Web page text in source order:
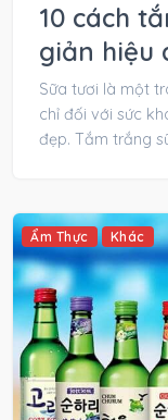
10 cách
giản hiệu
Sữa tươi là một
chỉ đối với sức
đẹp. Tắm trắng
Ẩm Thực Khác